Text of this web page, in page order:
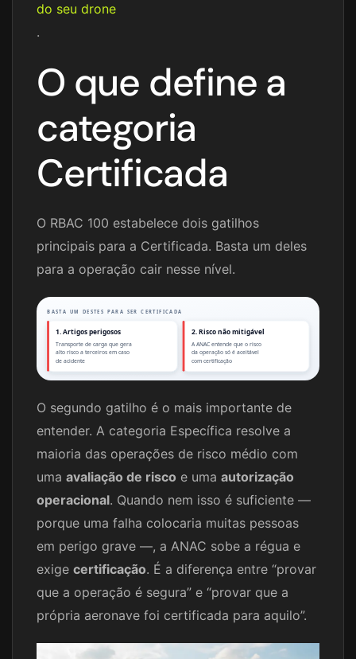
do seu drone
.
O que define a
categoria
Certificada
O RBAC 100 estabelece dois gatilhos
principais para a Certificada. Basta um deles
para a operação cair nesse nível.
BASTA UM DESTES PARA SER CERTIFICADA
1. Artigos perigosos
Transporte de carga que gera
alto risco a terceiros em caso
de acidente
2. Risco não mitigável
A ANAC entende que o risco
da operação só é aceitável
com certificação
O segundo gatilho é o mais importante de
entender. A categoria Específica resolve a
maioria das operações de risco médio com
uma avaliação de risco e uma autorização
operacional. Quando nem isso é suficiente —
porque uma falha colocaria muitas pessoas
em perigo grave —, a ANAC sobe a régua e
exige certificação. É a diferença entre “provar
que a operação é segura” e “provar que a
própria aeronave foi certificada para aquilo”.